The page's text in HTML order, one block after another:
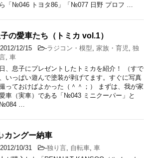
「№046 トヨタ86」「№077 日野 プロフ …
の愛車たち（トミカ vol.1）
2012/12/15 -ラジコン・模型 家族・育児
独
車
、息子にプレゼントしたトミカを紹介！ （すで
いっぱい遊んで塗装が剥げてます。すぐに写真
っておけばよかった（＾＾；） まずは、我が家
車（実車）である「№043 ミニクーパー」と
№084 …
カングー納車
2012/10/31 -独り言 自転車 車